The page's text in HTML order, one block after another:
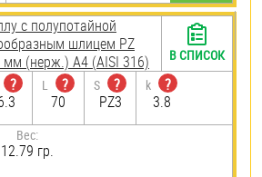
с полупотайной
шлицем PZ
мм (нерж.) A4 (AISI 316)
?
L
?
70
S
?
PZ3
k
?
3.8
Вес:
12.79 гр.
В СПИСОК